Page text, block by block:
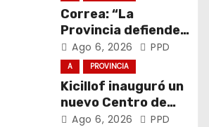
Correa: “La
Provincia defiende
el trabajo y la
soberanía sobre
puertos y ríos”
Ago 6, 2026 PPD
A PROVINCIA
Kicillof inauguró un
nuevo Centro de
Atención Primaria
Ago 6, 2026 PPD